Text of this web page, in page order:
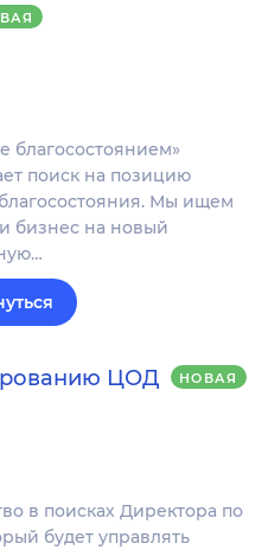
благосостоянием»
поиск на позицию
Мы ищем
бизнес на новый
ЦОД НОВАЯ
в поисках Директора по
будет управлять